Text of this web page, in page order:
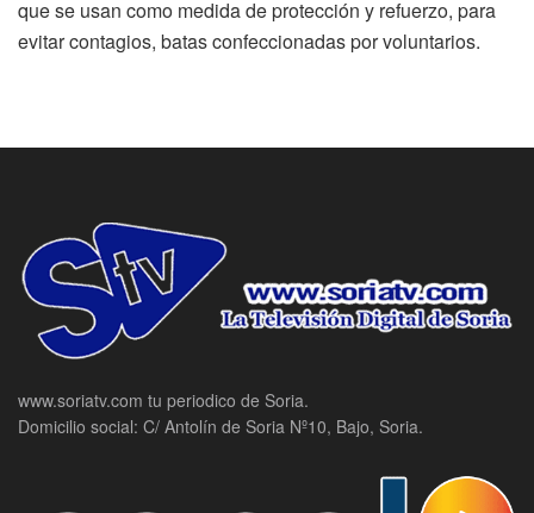
que se usan como medida de protección y refuerzo, para
evitar contagios, batas confeccionadas por voluntarios.
www.soriatv.com tu periodico de Soria.
Domicilio social: C/ Antolín de Soria Nº10, Bajo, Soria.